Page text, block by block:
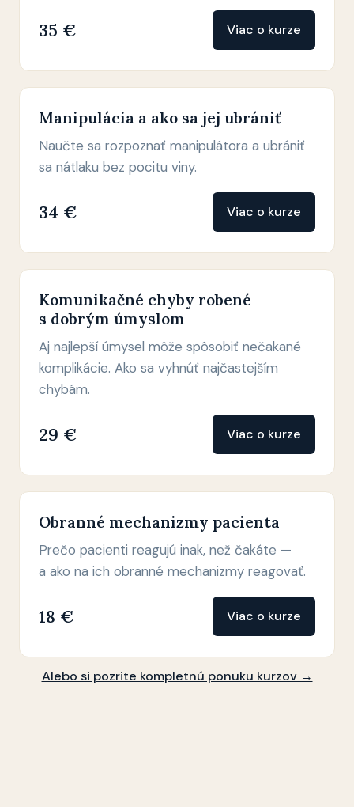
35 € Viac o kurze
Manipulácia a ako sa jej ubrániť
Naučte sa rozpoznať manipulátora a ubrániť
sa nátlaku bez pocitu viny.
34 € Viac o kurze
Komunikačné chyby robené
s dobrým úmyslom
Aj najlepší úmysel môže spôsobiť nečakané
komplikácie. Ako sa vyhnúť najčastejším
chybám.
29 € Viac o kurze
Obranné mechanizmy pacienta
Prečo pacienti reagujú inak, než čakáte —
a ako na ich obranné mechanizmy reagovať.
18 € Viac o kurze
Alebo si pozrite kompletnú ponuku kurzov →